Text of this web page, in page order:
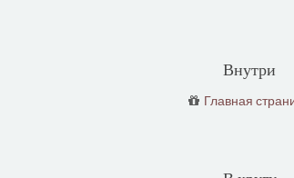
Внутри
Главная